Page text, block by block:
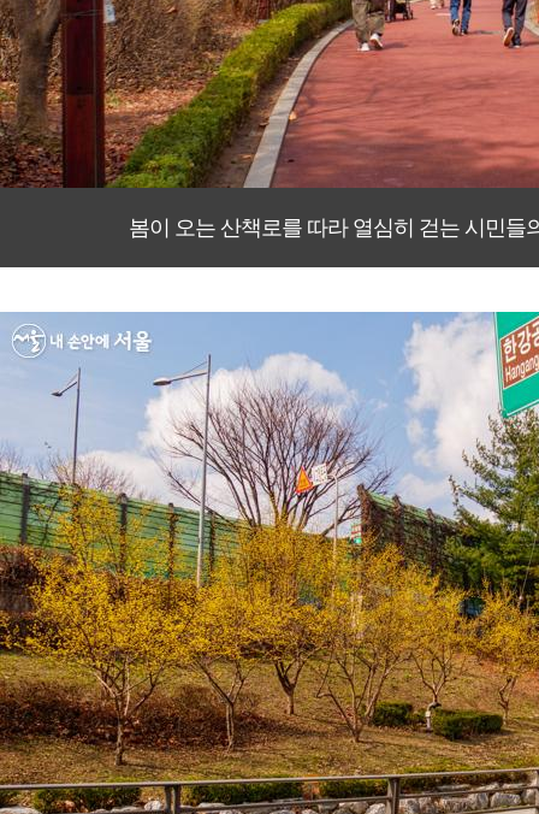
봄이 오는 산책로를 따라 열심히 걷는 시민들